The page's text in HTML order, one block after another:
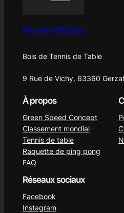
Mamba Blades
Bois de Tennis de Table
9 Rue de Vichy, 63360
À propos
Green Speed Concept
Classement mondial
Tennis de table
Raquette de ping pong
FAQ
Réseaux sociaux
Facebook
Instagram